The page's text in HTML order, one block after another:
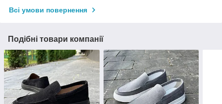
Всі умови повернення
Подібні товари компанії